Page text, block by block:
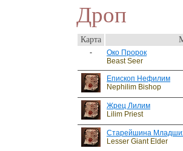
Дроп
Карта
-
Око Пророк
Beast Seer
Епископ Нефилим
Nephilim Bishop
Жрец Лилим
Lilim Priest
Старейшина
Lesser Giant Elder